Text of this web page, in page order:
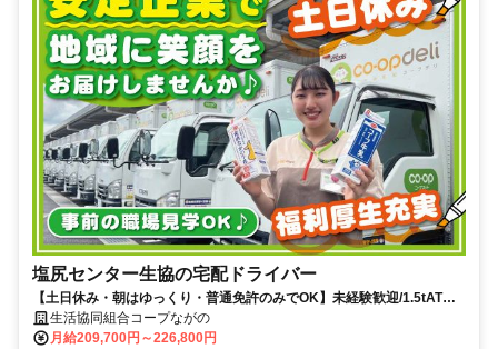
塩尻センター生協の宅配ドライバー
【土日休み・朝はゆっくり・普通免許のみでOK】未経験歓迎/1.5tATの
小型トラック/再配達なし
生活協同組合コープながの
月給209,700円～226,800円